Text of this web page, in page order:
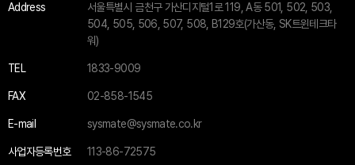
Address
서울특별시 금천구 가산디지털1로 119, A동 501, 502, 503,
504, 505, 506, 507, 508, B129호(가산동, SK트윈테크타
워)
TEL 1833-9009
FAX 02-858-1545
E-mail sysmate@sysmate.co.kr
사업자등록번호 113-86-72575